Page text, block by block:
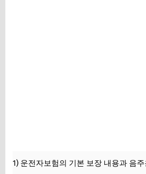
1) 운전자보험의 기본 보장 내용과 음